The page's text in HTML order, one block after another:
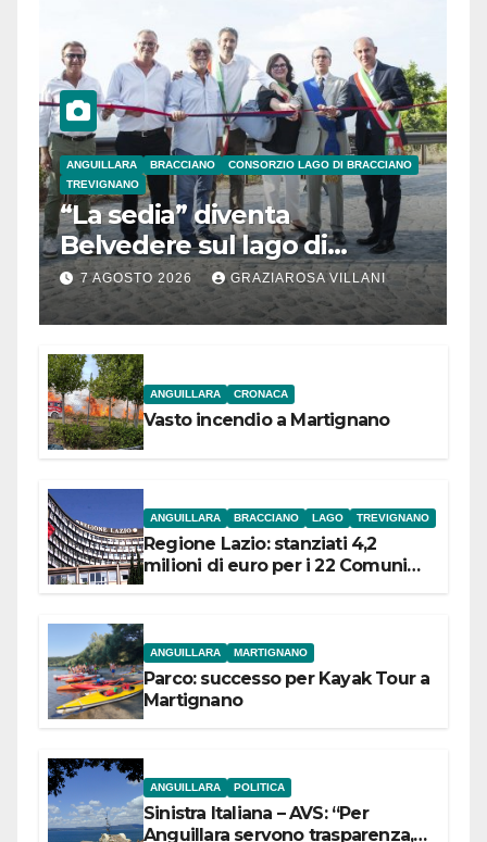
ANGUILLARA BRACCIANO
CONSORZIO LAGO DI BRACCIANO
TREVIGNANO
“La sedia” diventa
Belvedere sul lago di
Bracciano: ieri
l’inaugurazione
7 AGOSTO 2026 GRAZIAROSA VILLANI
ANGUILLARA CRONACA
Vasto incendio a Martignano
ANGUILLARA BRACCIANO LAGO TREVIGNANO
Regione Lazio: stanziati 4,2
milioni di euro per i 22 Comuni
ANGUILLARA MARTIGNANO
Parco: successo per Kayak Tour a
Martignano
ANGUILLARA POLITICA
Sinistra Italiana – AVS: “Per
Anguillara servono trasparenza,